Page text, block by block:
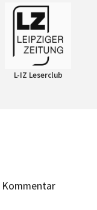
L-IZ Leserclub
Kommentar